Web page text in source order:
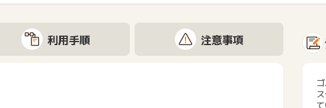
利用手順 注意事項